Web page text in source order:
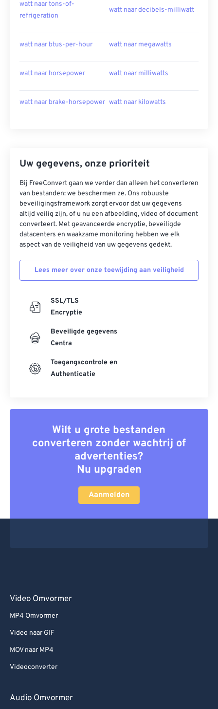
watt naar tons-of-
refrigeration
watt naar decibels-milliwatt
watt naar btus-per-hour watt naar megawatts
watt naar horsepower watt naar milliwatts
watt naar brake-horsepower watt naar kilowatts
Uw gegevens, onze prioriteit
Bij FreeConvert gaan we verder dan alleen het converteren
van bestanden: we beschermen ze. Ons robuuste
beveiligingsframework zorgt ervoor dat uw gegevens
altijd veilig zijn, of u nu een afbeelding, video of document
converteert. Met geavanceerde encryptie, beveiligde
datacenters en waakzame monitoring hebben we elk
aspect van de veiligheid van uw gegevens gedekt.
Lees meer over onze toewijding aan veiligheid
SSL/TLS
Encryptie
Beveiligde gegevens
Centra
Toegangscontrole en
Authenticatie
Wilt u grote bestanden
converteren zonder wachtrij of
advertenties?
Nu upgraden
Aanmelden
Video Omvormer
MP4 Omvormer
Video naar GIF
MOV naar MP4
Videoconverter
Audio Omvormer